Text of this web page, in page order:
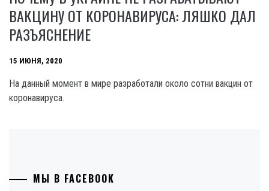
ВАКЦИНУ ОТ КОРОНАВИРУСА: ЛЯШКО ДАЛ
РАЗЪЯСНЕНИЕ
15 ИЮНЯ, 2020
На данный момент в мире разработали около сотни вакцин от
коронавируса.
МЫ В FACEBOOK